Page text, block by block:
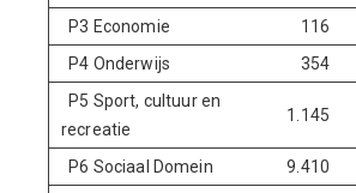
P3 Economie
116
P4 Onderwijs
354
P5 Sport, cultuur en
recreatie
1.145
P6 Sociaal Domein 9.410